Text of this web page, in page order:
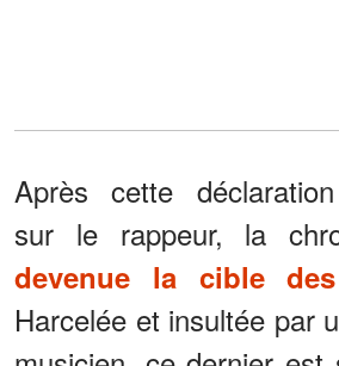
Après cette
sur le rappeur, la
devenue la cible
Harcelée et insultée par